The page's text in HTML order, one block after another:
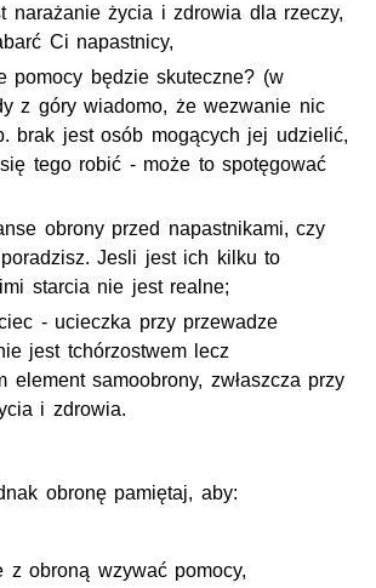
narażanie życia i zdrowia dla rzeczy,
Ci napastnicy,
pomocy będzie skuteczne? (w
z góry wiadomo, że wezwanie nic
brak jest osób mogących jej udzielić,
tego robić - może to spotęgować
obrony przed napastnikami, czy
Jesli jest ich kilku to
starcia nie jest realne;
- ucieczka przy przewadze
jest tchórzostwem lecz
element samoobrony, zwłaszcza przy
i zdrowia.
obronę pamiętaj, aby:
z obroną wzywać pomocy,